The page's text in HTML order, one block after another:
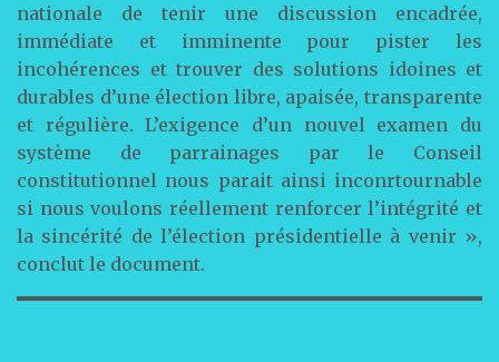
nationale de tenir une discussion encadrée,
immédiate et imminente pour pister les
incohérences et trouver des solutions idoines et
durables d’une élection libre, apaisée, transparente
et régulière. L’exigence d’un nouvel examen du
système de parrainages par le Conseil
constitutionnel nous parait ainsi inconrtournable
si nous voulons réellement renforcer l’intégrité et
la sincérité de l’élection présidentielle à venir »,
conclut le document.